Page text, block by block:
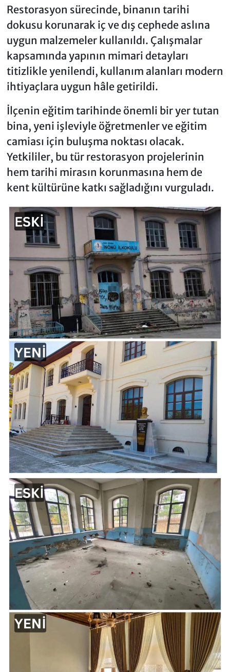
Restorasyon sürecinde, binanın tarihi
dokusu korunarak iç ve dış cephede aslına
uygun malzemeler kullanıldı. Çalışmalar
kapsamında yapının mimari detayları
titizlikle yenilendi, kullanım alanları modern
ihtiyaçlara uygun hâle getirildi.
İlçenin eğitim tarihinde önemli bir yer tutan
bina, yeni işleviyle öğretmenler ve eğitim
camiası için buluşma noktası olacak.
Yetkililer, bu tür restorasyon projelerinin
hem tarihi mirasın korunmasına hem de
kent kültürüne katkı sağladığını vurguladı.